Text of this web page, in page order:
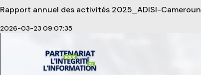
Rapport annuel des activités 2025_ADISI-Cameroun
2026-03-23 09:07:35